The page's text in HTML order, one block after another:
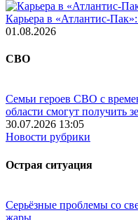
Карьера в «Атлантис-
01.08.2026
СВО
Семьи героев СВО с
области смогут получить
30.07.2026 13:05
Новости рубрики
Острая ситуация
Серьёзные проблемы со
жары